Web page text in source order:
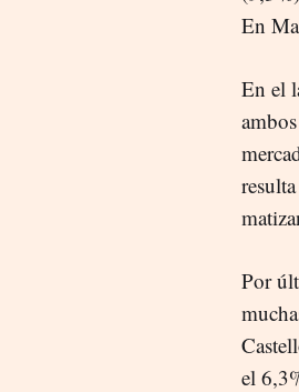
En
En el
Por
el